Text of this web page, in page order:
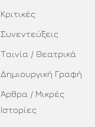
Κριτικές
Συνεντεύξεις
Ταινία / Θεατρικά
Δημιουργική Γραφή
Άρθρα / Μικρές
Ιστορίες